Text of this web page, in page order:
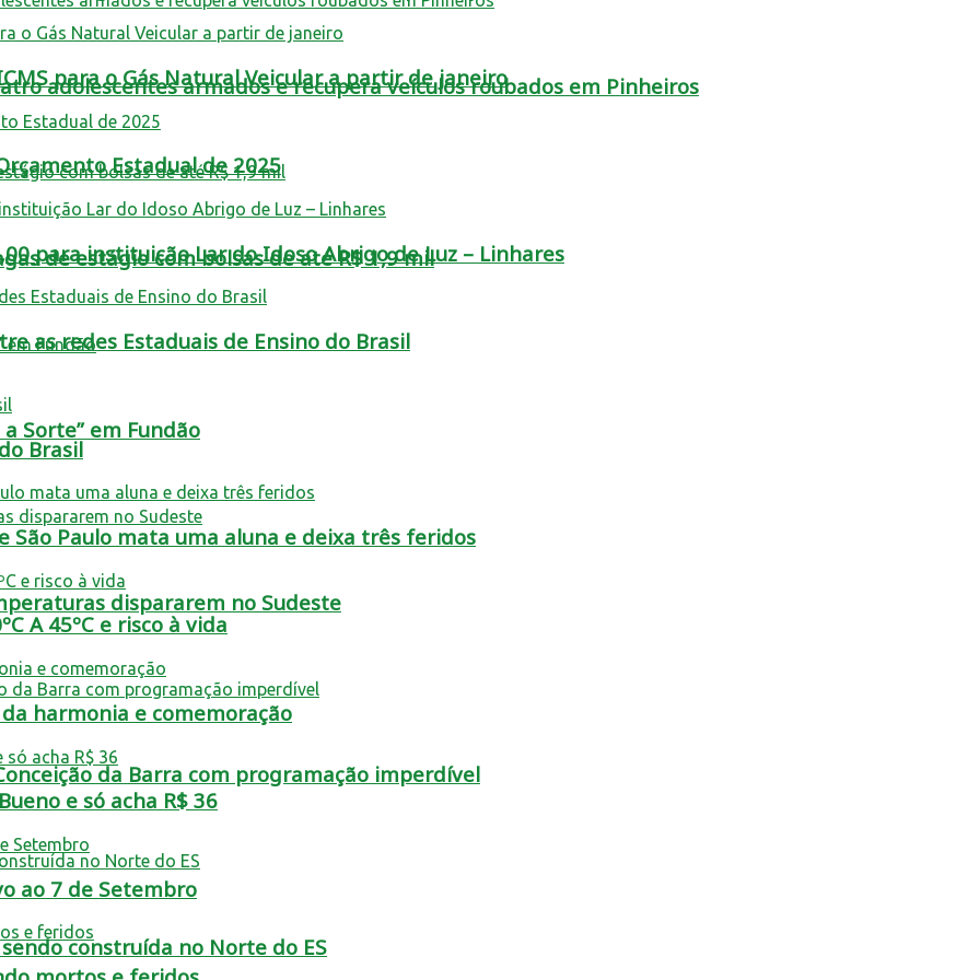
adolescentes armados e recupera veículos roubados em Pinheiros
de estágio com bolsas de até R$ 1,9 mil
Sorte” em Fundão
dispararem no Sudeste
da Barra com programação imperdível
construída no Norte do ES
para o Gás Natural Veicular a partir de janeiro
Estadual de 2025
para instituição Lar do Idoso Abrigo de Luz – Linhares
as redes Estaduais de Ensino do Brasil
Brasil
São Paulo mata uma aluna e deixa três feridos
A 45ºC e risco à vida
harmonia e comemoração
e só acha R$ 36
ao 7 de Setembro